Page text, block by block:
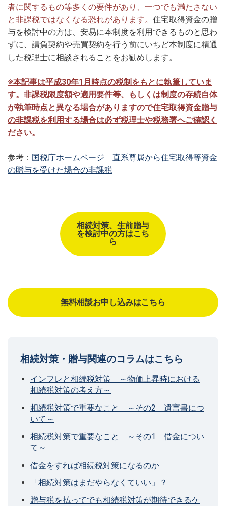
者に関するもの等多くの要件があり、一つでも満たさない
と非課税ではなくなる恐れがあります。 住宅取得資金の贈
与を検討中の方は、安易に本制度を利用できるものと思わ
ずに、請負契約や売買契約を行う前にいちど本制度に精通
した税理士に相談されることをお勧めします。
※本記事は平成30年1月時点の税制をもとに執筆していま
す。非課税限度額や適用要件等、もしくは制度の存続自体
が執筆時点と異なる場合がありますので住宅取得資金贈与
の非課税を利用する場合は必ず税理士や税務署へご確認く
ださい。
参考： 国税庁ホームページ 直系尊属から住宅取得等資金
の贈与を受けた場合の非課税
相続対策、生前贈与
を検討中の方はこち
ら
無料相談お申し込みはこちら
相続対策・贈与関連のコラムはこちら
インフレと相続税対策 ～物価上昇時における
相続税対策の考え方～
相続税対策で重要なこと ～その2 遺言書につ
いて～
相続税対策で重要なこと ～その1 借金につい
て～
借金をすれば相続税対策になるのか
「相続対策はまだやらなくていい」？
贈与税を払ってでも相続税対策が期待できるケ